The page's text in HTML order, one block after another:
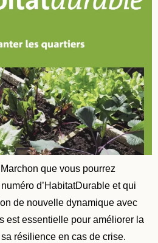
que vous pourrez
d’HabitatDurable et qui
de nouvelle dynamique avec
est essentielle pour améliorer la
résilience en cas de crise.